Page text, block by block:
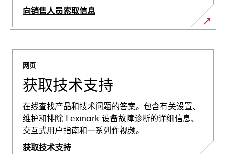
向销售人员索取信息
网页
获取技术支持
在线查找产品和技术问题的答案。包含有关设置、
维护和排除 Lexmark 设备故障诊断的详细信息、
交互式用户指南和一系列作视频。
获取技术支持